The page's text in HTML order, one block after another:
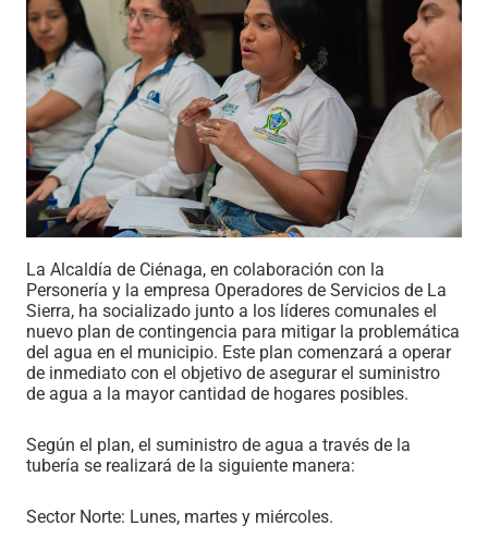
La Alcaldía de Ciénaga, en colaboración con la
Personería y la empresa Operadores de Servicios de La
Sierra, ha socializado junto a los líderes comunales el
nuevo plan de contingencia para mitigar la problemática
del agua en el municipio. Este plan comenzará a operar
de inmediato con el objetivo de asegurar el suministro
de agua a la mayor cantidad de hogares posibles.
Según el plan, el suministro de agua a través de la
tubería se realizará de la siguiente manera:
Sector Norte: Lunes, martes y miércoles.